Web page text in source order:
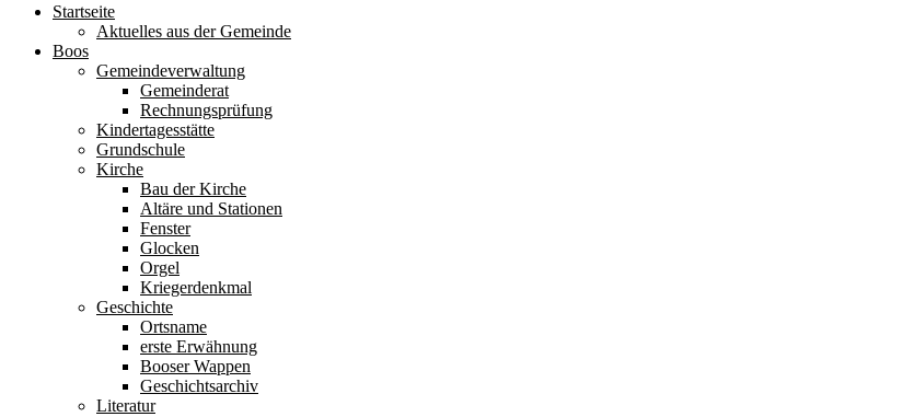
Startseite
Aktuelles aus der Gemeinde
Boos
Gemeindeverwaltung
Gemeinderat
Rechnungsprüfung
Kindertagesstätte
Grundschule
Kirche
Bau der Kirche
Altäre und Stationen
Fenster
Glocken
Orgel
Kriegerdenkmal
Geschichte
Ortsname
erste Erwähnung
Booser Wappen
Geschichtsarchiv
Literatur